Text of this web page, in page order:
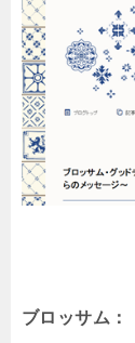
ブロッサム：